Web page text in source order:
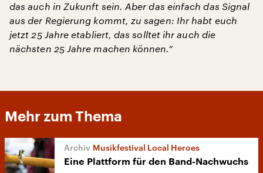
das auch in Zukunft sein. Aber das einfach das Signal
aus der Regierung kommt, zu sagen: Ihr habt euch
jetzt 25 Jahre etabliert, das solltet ihr auch die
nächsten 25 Jahre machen können.“
Mehr zum Thema
Musikfestival Local Heroes
Eine Plattform für den Band-Nachwuchs